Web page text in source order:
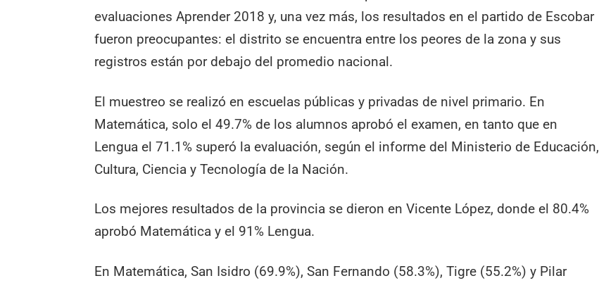
evaluaciones Aprender 2018 y, una vez más, los resultados en el partido de Escobar
fueron preocupantes: el distrito se encuentra entre los peores de la zona y sus
registros están por debajo del promedio nacional.
El muestreo se realizó en escuelas públicas y privadas de nivel primario. En
Matemática, solo el 49.7% de los alumnos aprobó el examen, en tanto que en
Lengua el 71.1% superó la evaluación, según el informe del Ministerio de Educación,
Cultura, Ciencia y Tecnología de la Nación.
Los mejores resultados de la provincia se dieron en Vicente López, donde el 80.4%
aprobó Matemática y el 91% Lengua.
En Matemática, San Isidro (69.9%), San Fernando (58.3%), Tigre (55.2%) y Pilar